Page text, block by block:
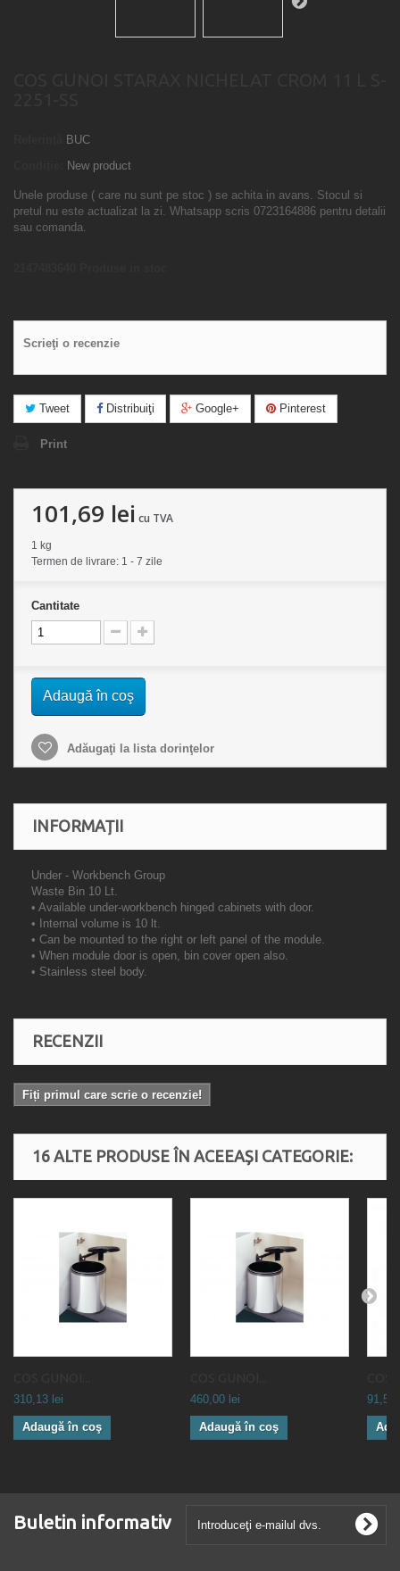
BUC
New product
Unele produse ( care nu sunt pe stoc ) se achita in avans. Stocul si
pretul nu este actualizat la zi. Whatsapp scris 0723164886 pentru detalii
sau comanda.
Scrieţi o recenzie
Tweet Distribuiţi Google+ Pinterest
Print
101,69 lei cu TVA
1 kg
Termen de livrare: 1 - 7 zile
Cantitate
Adaugă în coş
Adăugaţi la lista dorinţelor
INFORMAȚII
Under - Workbench Group
Waste Bin 10 Lt.
• Available under-workbench hinged cabinets with door.
• Internal volume is 10 lt.
• Can be mounted to the right or left panel of the module.
• When module door is open, bin cover open also.
• Stainless steel body.
RECENZII
Fiți primul care scrie o recenzie!
16 ALTE PRODUSE ÎN ACEEAȘI CATEGORIE:
310,13 lei
Adaugă în coş
460,00 lei
Adaugă în coş
91,52
Buletin informativ